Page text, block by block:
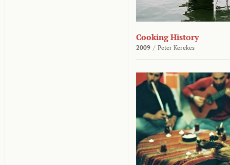
Cooking History
2009 / Peter Kerekes